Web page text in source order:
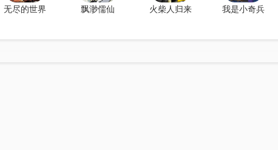
无尽的世界 飘渺儒仙 火柴人归来 我是小奇兵